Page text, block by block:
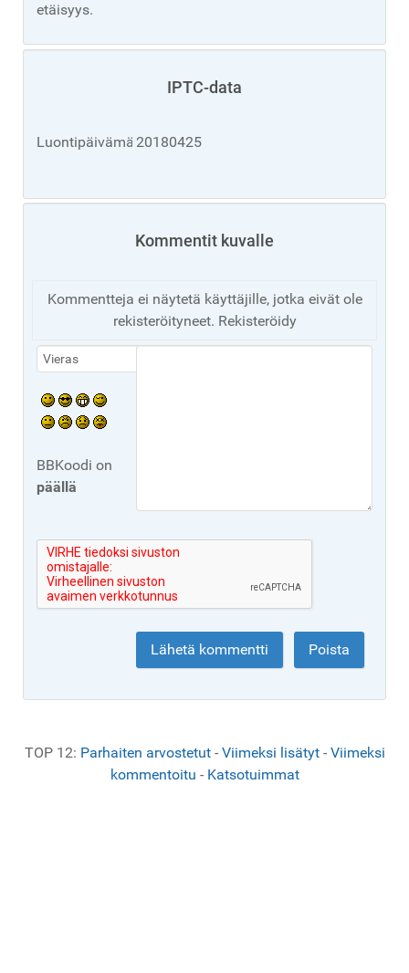
etäisyys.
IPTC-data
Luontipäivämäärä20180425
Kommentit kuvalle
Kommentteja ei näytetä käyttäjille, jotka eivät ole
rekisteröityneet. Rekisteröidy
BBKoodi on
päällä
TOP 12: Parhaiten arvostetut- Viimeksi lisätyt- Viimeksi
kommentoitu - Katsotuimmat